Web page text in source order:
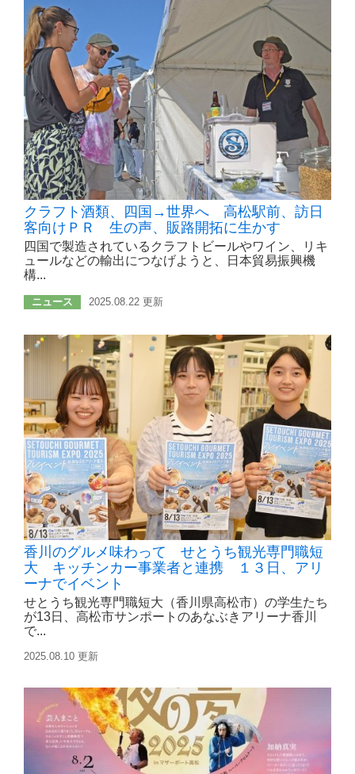
クラフト酒類、四国→世界へ 高松駅前、訪日
客向けＰＲ 生の声、販路開拓に生かす
四国で製造されているクラフトビールやワイン、リキ
ュールなどの輸出につなげようと、日本貿易振興機
構...
ニュース 2025.08.22 更新
香川のグルメ味わって せとうち観光専門職短
大 キッチンカー事業者と連携 １３日、アリ
ーナでイベント
せとうち観光専門職短大（香川県高松市）の学生たち
が13日、高松市サンポートのあなぶきアリーナ香川
で...
2025.08.10 更新